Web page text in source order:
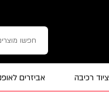
ציוד רכיבה אביזרים